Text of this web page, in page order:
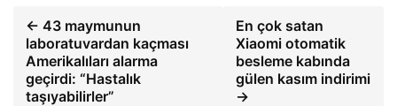
← 43 maymunun
laboratuvardan kaçması
Amerikalıları alarma
geçirdi: “Hastalık
taşıyabilirler”
En çok satan
Xiaomi otomatik
besleme kabında
gülen kasım indirimi
→